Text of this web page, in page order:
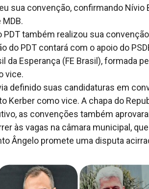
sua convenção, confirmando
PDT também realizou sua
do PDT contará com o apoio do
da Esperança (FE Brasil), formada
vice.
definido suas candidaturas em
Kerber como vice. A chapa do
as convenções também
às vagas na câmara municipal,
Ângelo promete uma disputa